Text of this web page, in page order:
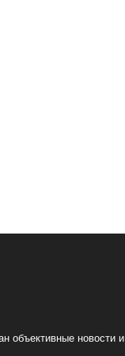
объективные новости и